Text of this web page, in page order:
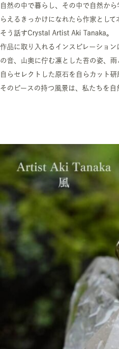
自然の中で暮らし、その中で自然か
らえるきっかけになれたら作家として
そう話すCrystal Artist Aki Tanaka。
作品に取り入れるインスピレーショ
の音、山奥に佇む凛とした苔の姿、
自らセレクトした原石を自らカット研
そのピースの持つ風景は、私たちを